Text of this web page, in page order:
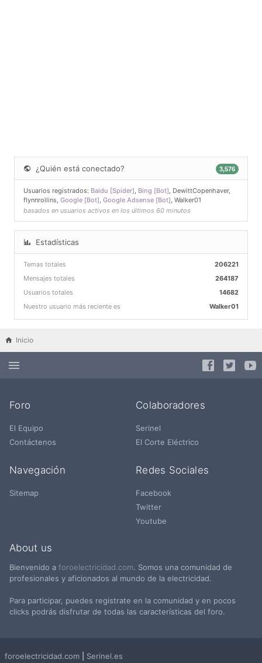
¿Quién está conectado? 3,576
Usuarios registrados: Baidu [Spider], Bing [Bot], DewittCopenhaver,
flynnrollins, Google [Bot], Google Adsense [Bot], Walker01
basados en usuarios activos en los últimos 60 minutos
Estadísticas
Temas totales
206221
Mensajes totales
264187
Usuarios totales
14682
Nuestro usuario más reciente es
Walker01
Inicio
Foro
El Equipo
Contáctenos
Colaboradores
Serinel
El Corte Eléctrico
Navegación
Sitemap
Redes Sociales
Facebook
Twitter
Youtube
About us
Bienvenido a foroelectricidad.com. Somos una comunidad de
profesionales y aficionados al mundo de la electricidad.
Para participar, puedes registrate en la comunidad y en pocos
clicks podrás disfrutar de todas las características del foro.
foroelectricidad.com Serinel.es